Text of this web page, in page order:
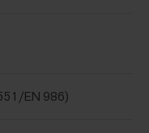
EN 986)